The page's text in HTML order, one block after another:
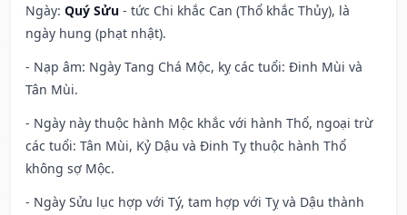
Ngày: Quý Sửu - tức Chi khắc Can (Thổ khắc Thủy), là
ngày hung (phạt nhật).
- Nạp âm: Ngày Tang Chá Mộc, kỵ các tuổi: Đinh Mùi và
Tân Mùi.
- Ngày này thuộc hành Mộc khắc với hành Thổ, ngoại trừ
các tuổi: Tân Mùi, Kỷ Dậu và Đinh Tỵ thuộc hành Thổ
không sợ Mộc.
- Ngày Sửu lục hợp với Tý, tam hợp với Tỵ và Dậu thành